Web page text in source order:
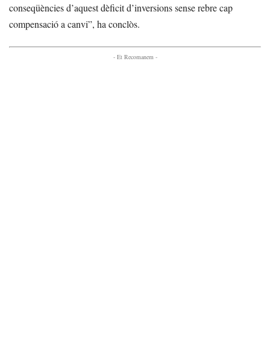
conseqüències d’aquest dèficit d’inversions sense rebre cap
compensació a canvi”, ha conclòs.
- Et Recomanem -